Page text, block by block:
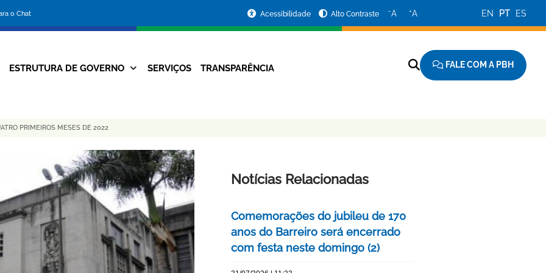
o Chat
da
Prefeitura
Acessibilidade Alto Contraste −A +A EN PT ES
Navegação
ESTRUTURA DE GOVERNO SERVIÇOS TRANSPARÊNCIA FALE COM A PBH
PRIMEIROS MESES DE 2022
Notícias Relacionadas
Comemorações do jubileu de 170
anos do Barreiro será encerrado
com festa neste domingo (2)